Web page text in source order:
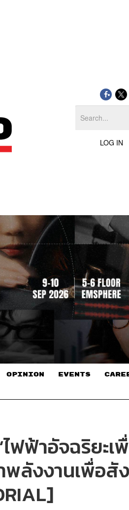
LOG IN
OPINION EVENTS
ฟฟ้าอัจฉริยะเ
ลังงานเพื่อสั